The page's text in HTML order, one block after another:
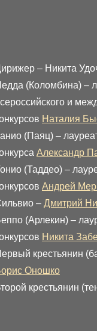
– Никита
(Коломбина) –
и
Наталия
(Паяц) –
Александр
(Таддео) –
Андрей
– Дмитрий
(Арлекин) –
Никита
крестьянин
Оношко
крестьянин